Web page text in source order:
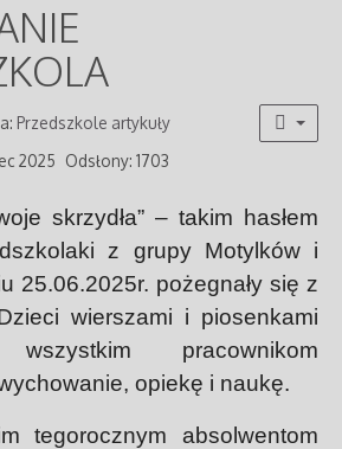
Przedszkole artykuły
2025 Odsłony: 1703
skrzydła” – takim hasłem
z grupy Motylków i
25.06.2025r. pożegnały się z
wierszami i piosenkami
wszystkim pracownikom
opiekę i naukę.
absolwentom